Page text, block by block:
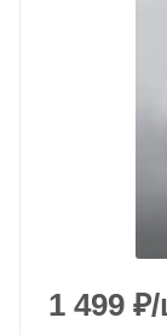
1 499 ₽